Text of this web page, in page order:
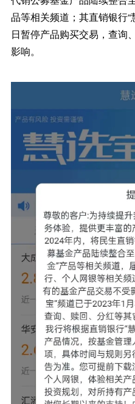
品等相关频道；其直销银行
日暂停产品购买交易，查询
影响。